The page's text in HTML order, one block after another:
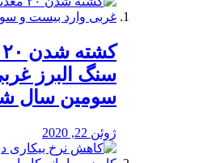
سنگ البرز
سومین سال
ژوئن 22, 2020